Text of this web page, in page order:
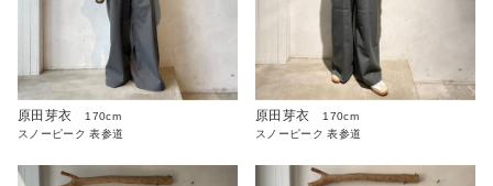
原田芽衣
170cm
スノーピーク 表参道
原田芽衣
170cm
スノーピーク 表参道